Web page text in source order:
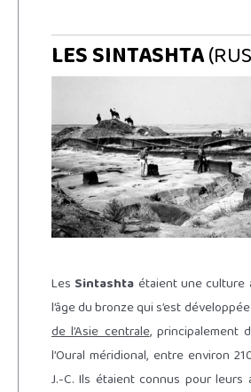
LES SINTASHTA
Les Sintashta étaient une culture
l’âge du bronze qui s’est
de l’Asie centrale, principalement
l’Oural méridional, entre environ
J.-C. Ils étaient connus pour leurs